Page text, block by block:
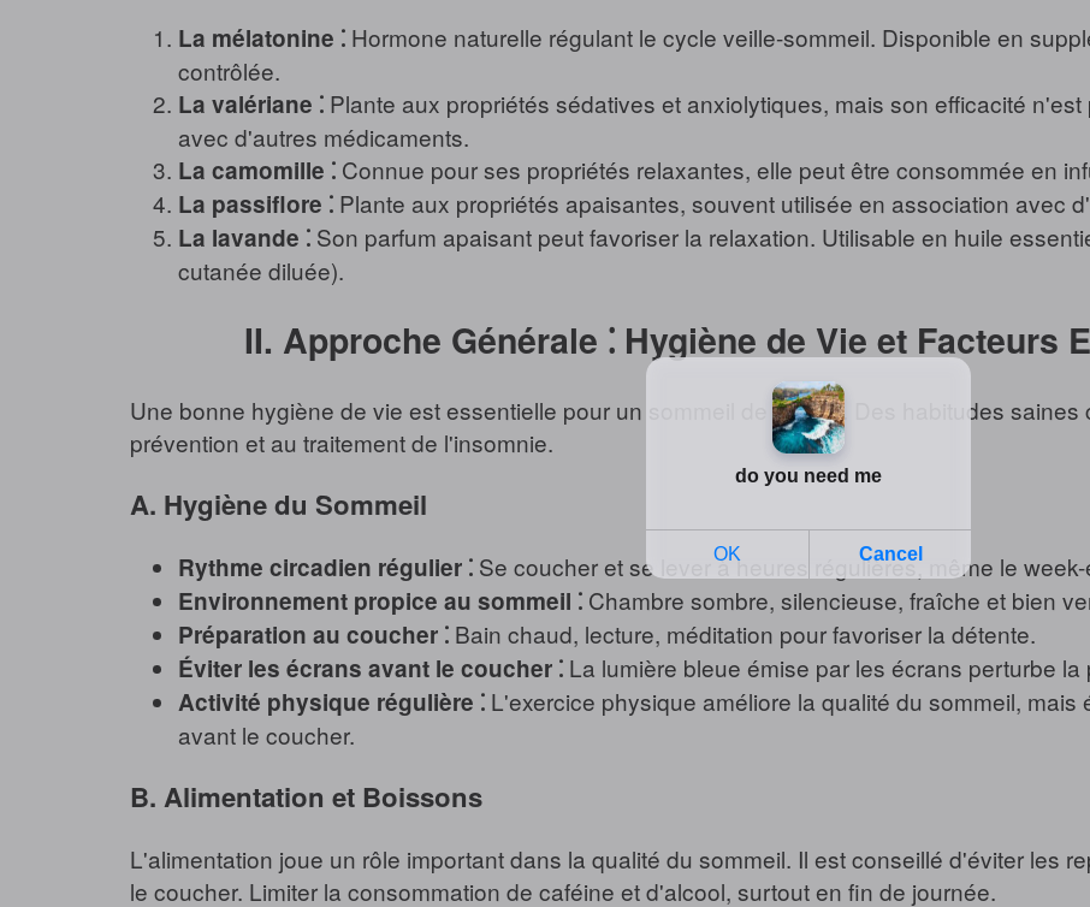
La mélatonine ⁚Hormone naturelle régulant le cycle veille-sommeil. Disponible en
contrôlée.
La valériane ⁚Plante aux propriétés sédatives et anxiolytiques, mais son efficacité
avec d'autres médicaments.
La camomille ⁚Connue pour ses propriétés relaxantes, elle peut être consommée en
La passiflore ⁚Plante aux propriétés apaisantes, souvent utilisée en association avec
La lavande ⁚Son parfum apaisant peut favoriser la relaxation. Utilisable en huile
cutanée diluée).
II. Approche Générale ⁚ Hygiène de Vie et Facteurs
Une bonne hygiène de vie est essentielle pour un sommeil de qualité. Des habitudes
prévention et au traitement de l'insomnie.
A. Hygiène du Sommeil
Rythme circadien régulier ⁚Se coucher et se lever à heures régulières, même le
Environnement propice au sommeil ⁚Chambre sombre, silencieuse, fraîche et bien
Préparation au coucher ⁚Bain chaud, lecture, méditation pour favoriser la détente.
Éviter les écrans avant le coucher ⁚La lumière bleue émise par les écrans perturbe la
Activité physique régulière ⁚L'exercice physique améliore la qualité du sommeil, mais
avant le coucher.
B. Alimentation et Boissons
L'alimentation joue un rôle important dans la qualité du sommeil. Il est conseillé d'éviter les
le coucher. Limiter la consommation de caféine et d'alcool, surtout en fin de journée.